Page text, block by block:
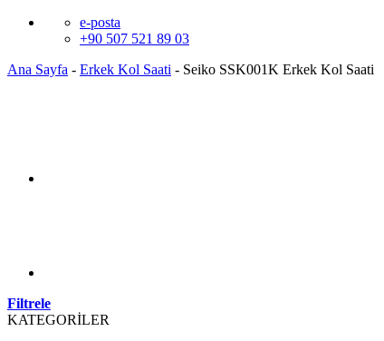
e-posta
+90 507 521 89 03
Ana Sayfa - Erkek Kol Saati - Seiko SSK001K Erkek Kol Saati
Filtrele
KATEGORİLER